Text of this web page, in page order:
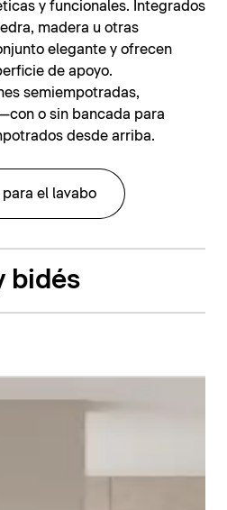
y funcionales. Integrados
madera u otras
elegante y ofrecen
de apoyo.
semiempotradas,
o sin bancada para
desde arriba.
el lavabo
bidés